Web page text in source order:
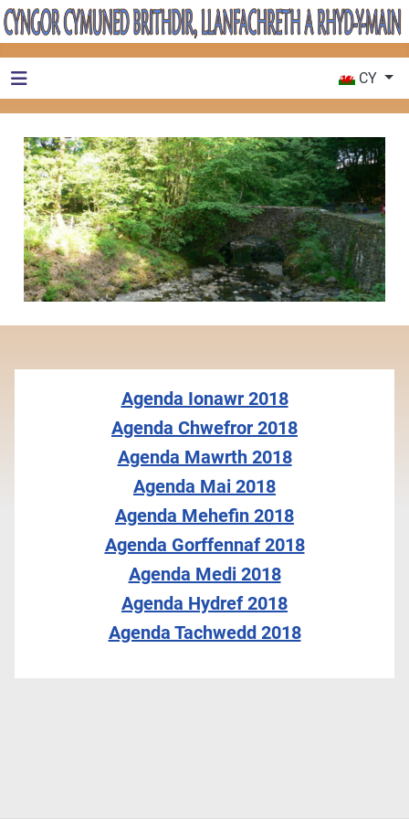
CY
Agenda Ionawr 2018
Agenda Chwefror 2018
Agenda Mawrth 2018
Agenda Mai 2018
Agenda Mehefin 2018
Agenda Gorffennaf 2018
Agenda Medi 2018
Agenda Hydref 2018
Agenda Tachwedd 2018